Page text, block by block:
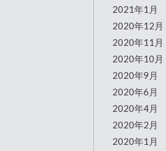
2021年1月
2020年12月
2020年11月
2020年10月
2020年9月
2020年6月
2020年4月
2020年2月
2020年1月